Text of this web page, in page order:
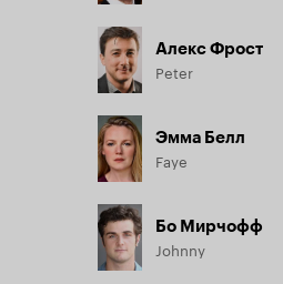
Алекс Фрост
Peter
Эмма Белл
Faye
Бо Мирчофф
Johnny